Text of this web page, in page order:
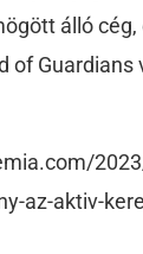
álló
of Guardians
az-aktiv-